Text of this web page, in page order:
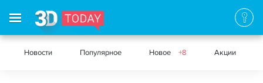
Новости Популярное Новое +8 Акции